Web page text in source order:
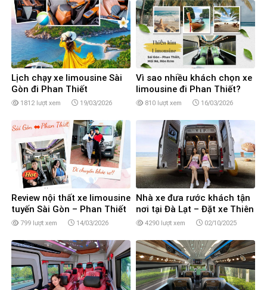
Lịch chạy xe limousine Sài
Gòn đi Phan Thiết
1812 lượt xem 19/03/2026
Vì sao nhiều khách chọn xe
limousine đi Phan Thiết?
810 lượt xem 16/03/2026
Review nội thất xe limousine
tuyến Sài Gòn – Phan Thiết
799 lượt xem 14/03/2026
Nhà xe đưa rước khách tận
nơi tại Đà Lạt – Đặt xe Thiên
Kim Limousine 9 chỗ ghế
4290 lượt xem 02/10/2025